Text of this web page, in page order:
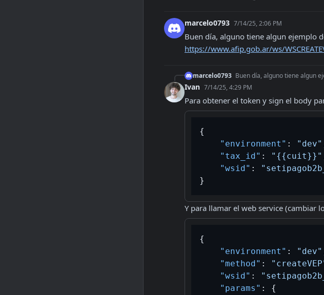
marcelo0793 7/14/25, 2:06 PM
https://www.afip.gob.ar/ws/
marcelo0793 Buen día, alguno tiene algun
Ivan 7/14/25, 4:29 PM
Para obtener el token y sign el body
{
"environment" : "dev"
"tax_id" : "{{cuit}}"
"wsid" :
}
Y para llamar el web service (cambiar
{
"environment" : "dev"
"method" :
"wsid" :
"params" :
{